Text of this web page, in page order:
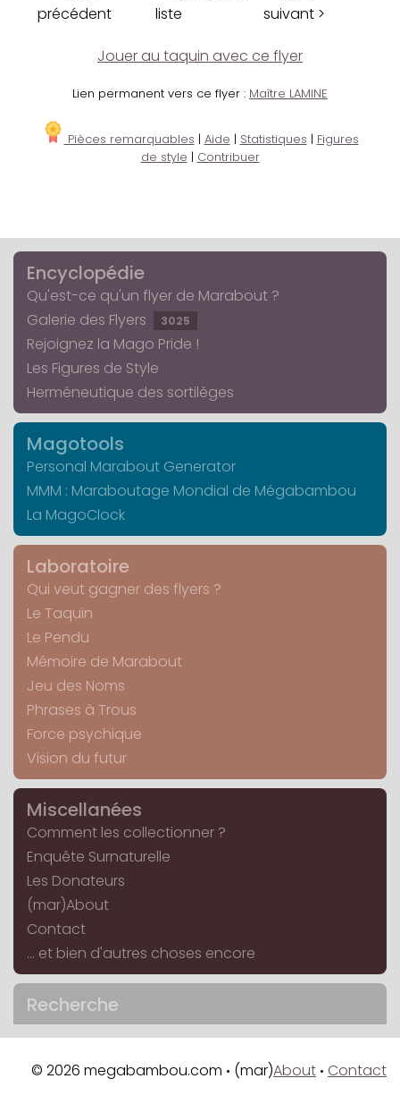
précédent
liste
suivant >
Jouer au taquin avec ce flyer
Lien permanent vers ce flyer : Maître LAMINE
Pièces remarquables | Aide | Statistiques | Figures
de style | Contribuer
Encyclopédie
Qu'est-ce qu'un flyer de Marabout ?
Galerie des Flyers
3025
Rejoignez la Mago Pride !
Les Figures de Style
Herméneutique des sortilèges
Magotools
Personal Marabout Generator
MMM : Maraboutage Mondial de Mégabambou
La MagoClock
Laboratoire
Qui veut gagner des flyers ?
Le Taquin
Le Pendu
Mémoire de Marabout
Jeu des Noms
Phrases à Trous
Force psychique
Vision du futur
Miscellanées
Comment les collectionner ?
Enquête Surnaturelle
Les Donateurs
(mar)About
Contact
... et bien d'autres choses encore
Recherche
© 2026 megabambou.com • (mar)About • Contact